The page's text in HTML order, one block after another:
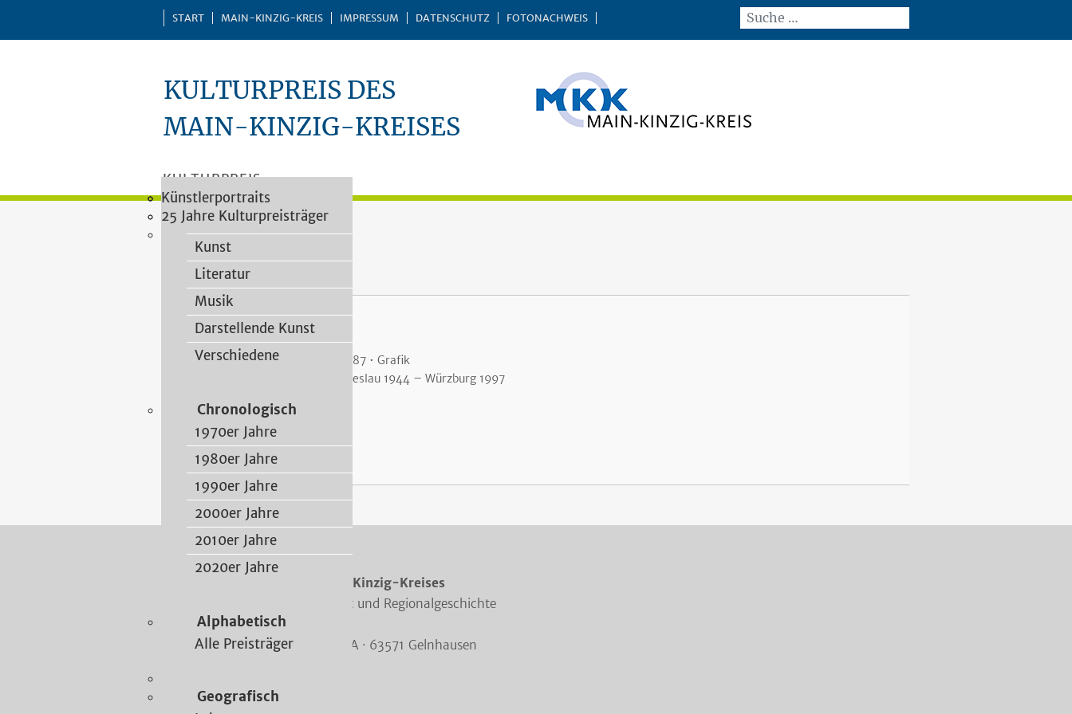
START MAIN-KINZIG-KREIS IMPRESSUM DATENSCHUTZ FOTONACHWEIS
KULTURPREIS DES
MAIN-KINZIG-KREISES
KULTURPREIS
Vergaberichtlinien
Vorschlagsformular
Kulturpreisjury
PREISTRÄGER
Kategorien
Heimatforschung
Kunst
Literatur
Musik
Darstellende Kunst
Verschiedene
Chronologisch
1970er Jahre
1980er Jahre
1990er Jahre
2000er Jahre
2010er Jahre
2020er Jahre
Alphabetisch
Alle Preisträger
Geografisch
VERLEIHUNGEN
Impressionen
PUBLIKATIONEN
Künstlerportraits
25 Jahre Kulturpreisträger
Flörsbachtal
Hübner, Beate
1987 • Grafik
Breslau 1944 – Würzburg 1997
Der Kreisausschuss des Main-Kinzig-Kreises
Amt für Kultur, Sport, Ehrenamt und Regionalgeschichte
Fachbereich Kultur
Barbarossastraße 24 · Gebäude A · 63571 Gelnhausen
kultur@mkk.de